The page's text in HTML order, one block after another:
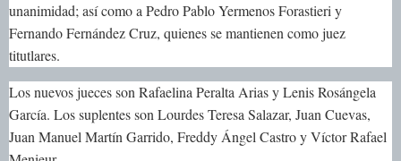
unanimidad; así como a Pedro Pablo Yermenos Forastieri y
Fernando Fernández Cruz, quienes se mantienen como juez
titutlares.
Los nuevos jueces son Rafaelina Peralta Arias y Lenis Rosángela
García. Los suplentes son Lourdes Teresa Salazar, Juan Cuevas,
Juan Manuel Martín Garrido, Freddy Ángel Castro y Víctor Rafael